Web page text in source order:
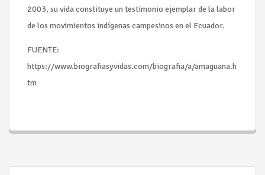
2003, su vida constituye un testimonio ejemplar de la labor
de los movimientos indígenas campesinos en el Ecuador.
FUENTE:
https://www.biografiasyvidas.com/biografia/a/amaguana.h
tm